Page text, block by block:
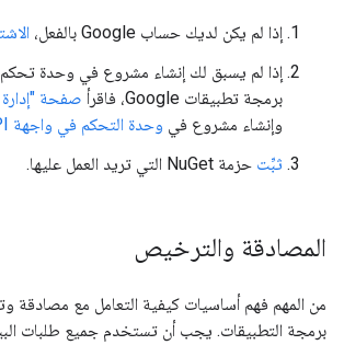
إذا لم يكن لديك حساب Google بالفعل،
إذا لم يسبق لك إنشاء مشروع في وحدة
برمجة تطبيقات Google، فاقرأ
صفحة "إدارة
وإنشاء مشروع في وحدة التحكم في واجهة Google API
ثبِّت حزمة NuGet التي تريد العمل عليها.
المصادقة والترخيص
من المهم فهم أساسيات كيفية التعامل مع مصادقة
برمجة التطبيقات. يجب أن تستخدم جميع طلبات